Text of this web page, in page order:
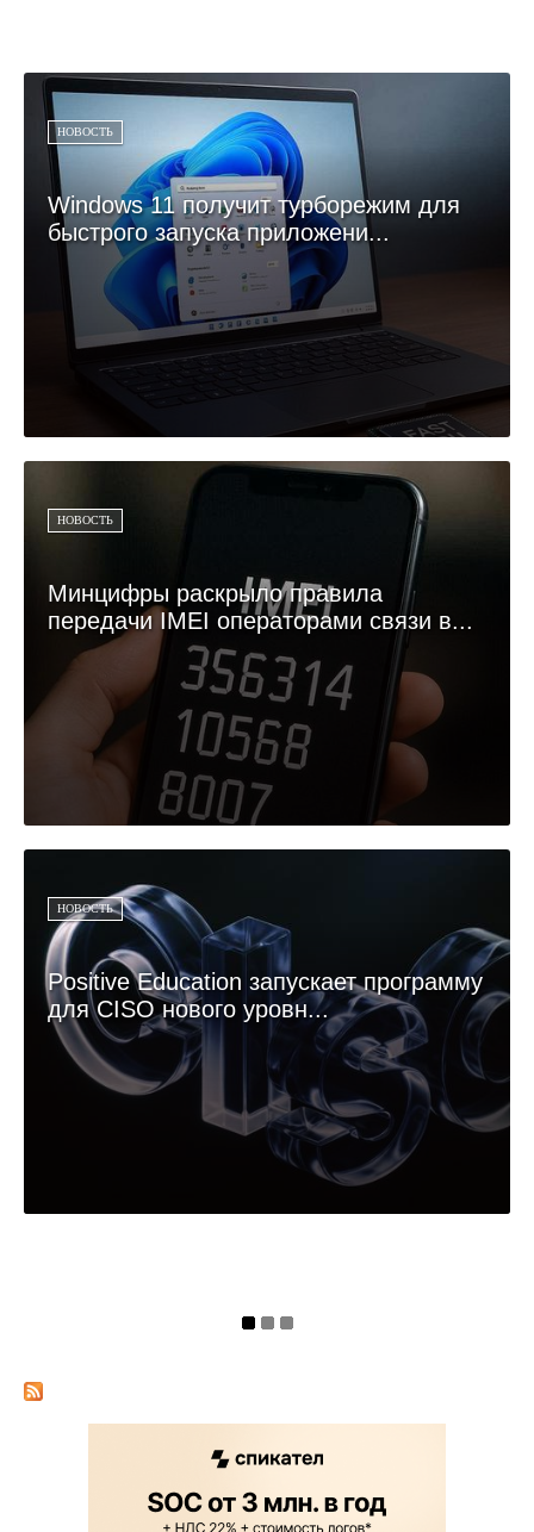
НОВОСТЬ
Windows 11 получит турборежим для
быстрого запуска приложени...
НОВОСТЬ
Минцифры раскрыло правила
передачи IMEI операторами связи в...
НОВОСТЬ
Positive Education запускает программу
для CISO нового уровн...